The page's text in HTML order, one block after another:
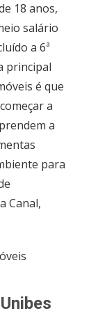
18 anos,
salário
a 6ª
principal
é que
a
a
para
Canal,